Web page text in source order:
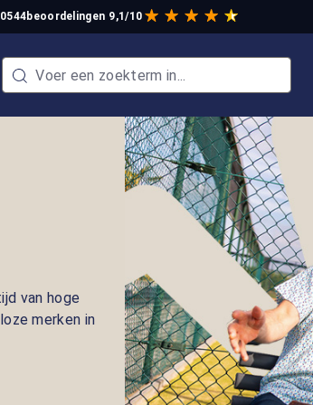
beoordelingen 9,1/10
van hoge
merken in